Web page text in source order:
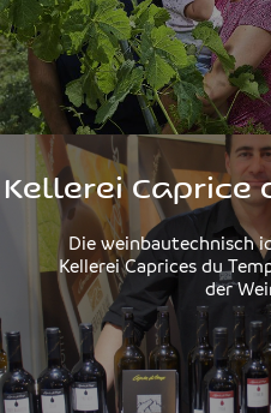
Kellerei Caprice
Die weinbautechnisch
Kellerei Caprices du
der